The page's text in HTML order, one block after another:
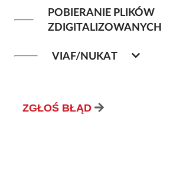
POBIERANIE PLIKÓW
ZDIGITALIZOWANYCH
VIAF/NUKAT
ZGŁOŚ BŁĄD